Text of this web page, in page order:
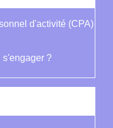
d'activité (CPA)
s'engager ?